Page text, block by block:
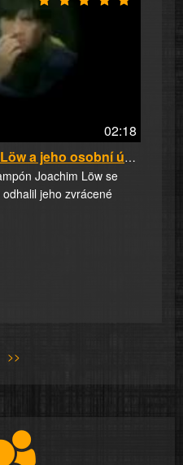
02:18
Německý fotbal trenér Löw a jeho osobní úchyl...
Joachim Löw se
jeho zvrácené
>>